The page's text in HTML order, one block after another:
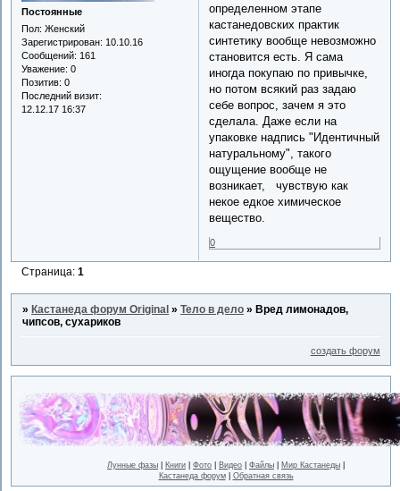
Постоянные
Пол: Женский
Зарегистрирован: 10.10.16
Сообщений: 161
Уважение: 0
Позитив: 0
Последний визит:
12.12.17 16:37
определенном этапе
кастанедовских практик
синтетику вообще невозможно
становится есть. Я сама
иногда покупаю по привычке,
но потом всякий раз задаю
себе вопрос, зачем я это
сделала. Даже если на
упаковке надпись "Идентичный
натуральному", такого
ощущение вообще не
возникает, чувствую как
некое едкое химическое
вещество.
0
Страница:1
» Кастанеда форум Original »Тело в дело » Вред лимонадов,
чипсов, сухариков
создать форум
Лунные фазы Книги Фото Видео Файлы Мир Кастанеды
Кастанеда форум| Обратная связь